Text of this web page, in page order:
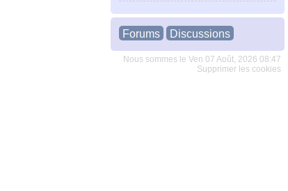
Forums Discussions
Nous sommes le Ven 07 Août, 2026 08:47
Supprimer les cookies